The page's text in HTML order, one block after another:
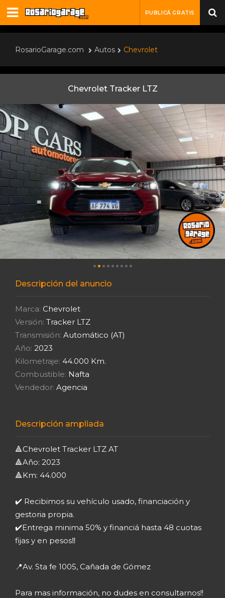
PUBLICÁ GRATIS
RosarioGarage.com Autos Chevrolet
Chevrolet Tracker LTZ
Descripción del anuncio
Marca: Chevrolet
Versión: Tracker LTZ
Transmisión: Automático (AT)
Año: 2023
Kilometraje: 44.000 Km.
Combustible: Nafta
Vendedor: Agencia
Descripción ampliada
🔺Chevrolet Tracker LTZ AT
🔺Año: 2023
🔺Km: 44.000
✔️ Recibimos su vehículo usado, financiación y
gestoria propia.
✔️Entrega minima 50% y financiá hasta 48 cuotas
fijas y en pesos‼️
📍Av. Sta fe 1005, Cañada de Gómez
Para mas información, no dudes en consultarnos!!